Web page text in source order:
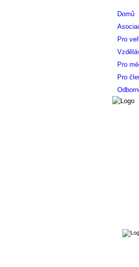
Domů
Pro
Pro
Pro